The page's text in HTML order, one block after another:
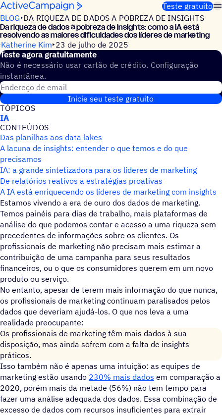
Pular para o conteúdo
Teste gratuito
BLOG DA RIQUEZA DE DADOS A POBREZA DE INSIGHTS
Da riqueza de dados à pobreza de insights: como a IA est
resolvendo as maiores dificuldades dos líderes de marketing
Katherine Kim 23 de julho de 2025
Teste agora gratuitamente
Não é necessário usar cartão de crédito. Configuração
instantânea.
Endereço de email
Inicie seu teste gratuito
TÓPICOS
IA
CONTEÚDOS
Das planilhas aos data lakes
A lacuna de insights: entender o que temos e do que
precisamos
IA: a grande sintetizadora para os líderes de marketing
De relatórios reativos a estratégias proativas
A IA está enriquecendo os líderes de marketing com insights
Estamos vivendo a era de ouro dos dados de marketing.
Temos painéis para dias de trabalho, mais plataformas de
análise do que podemos contar e acesso a uma riqueza sem
precedentes de informações sobre os clientes. Os
profissionais de marketing não precisam mais estimar a
contribuição de uma campanha para seus resultados
financeiros, ou o que os consumidores querem em um novo
produto ou serviço.
No entanto, apesar de terem mais informação do que nunca,
os profissionais de marketing continuam paralisados pelos
dados que deveriam ajudá-los. O que nos leva a uma
realidade preocupante:
Os profissionais de marketing têm mais dados à sua
disposição, mas ainda sofrem com a falta de insights
práticos.
Isso também não é apenas uma intuição: as equipes de
marketing estão usando 230% mais dados em comparação a
2020, porém mais da metade (56%) não tem tempo para
fazer uma análise adequada dos dados. Essa combinação de
excesso de dados com recursos insuficientes para extrair